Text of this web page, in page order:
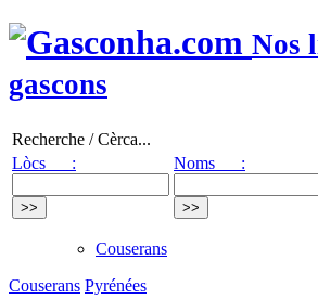
Nos
gascons
Recherche / Cèrca...
Lòcs :
Noms :
Couserans
Couserans Pyrénées